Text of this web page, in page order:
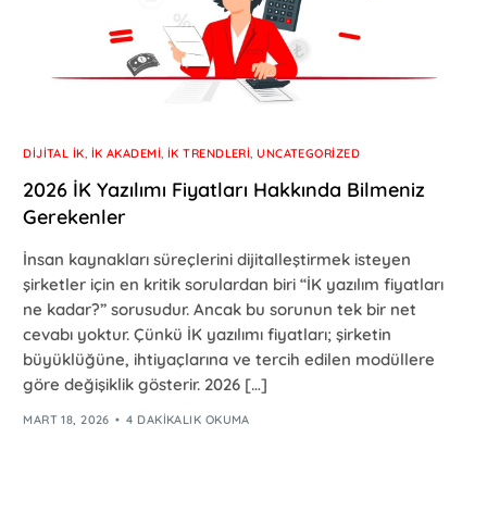
DIJITAL İK İK AKADEMI ,İK TRENDLERI ,UNCATEGORIZED
2026 İK Yazılımı Fiyatları Hakkında Bilmeniz
Gerekenler
İnsan kaynakları süreçlerini dijitalleştirmek isteyen
şirketler için en kritik sorulardan biri “İK yazılım fiyatları
ne kadar?” sorusudur. Ancak bu sorunun tek bir net
cevabı yoktur. Çünkü İK yazılımı fiyatları; şirketin
büyüklüğüne, ihtiyaçlarına ve tercih edilen modüllere
göre değişiklik gösterir. 2026 […]
MART 18, 2026 4 DAKIKALIK OKUMA